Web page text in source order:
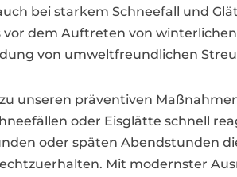
bei starkem Schneefall und
vor dem Auftreten von
von umweltfreundlichen
unseren präventiven
oder Eisglätte schnell
oder späten Abendstunden
Mit modernster